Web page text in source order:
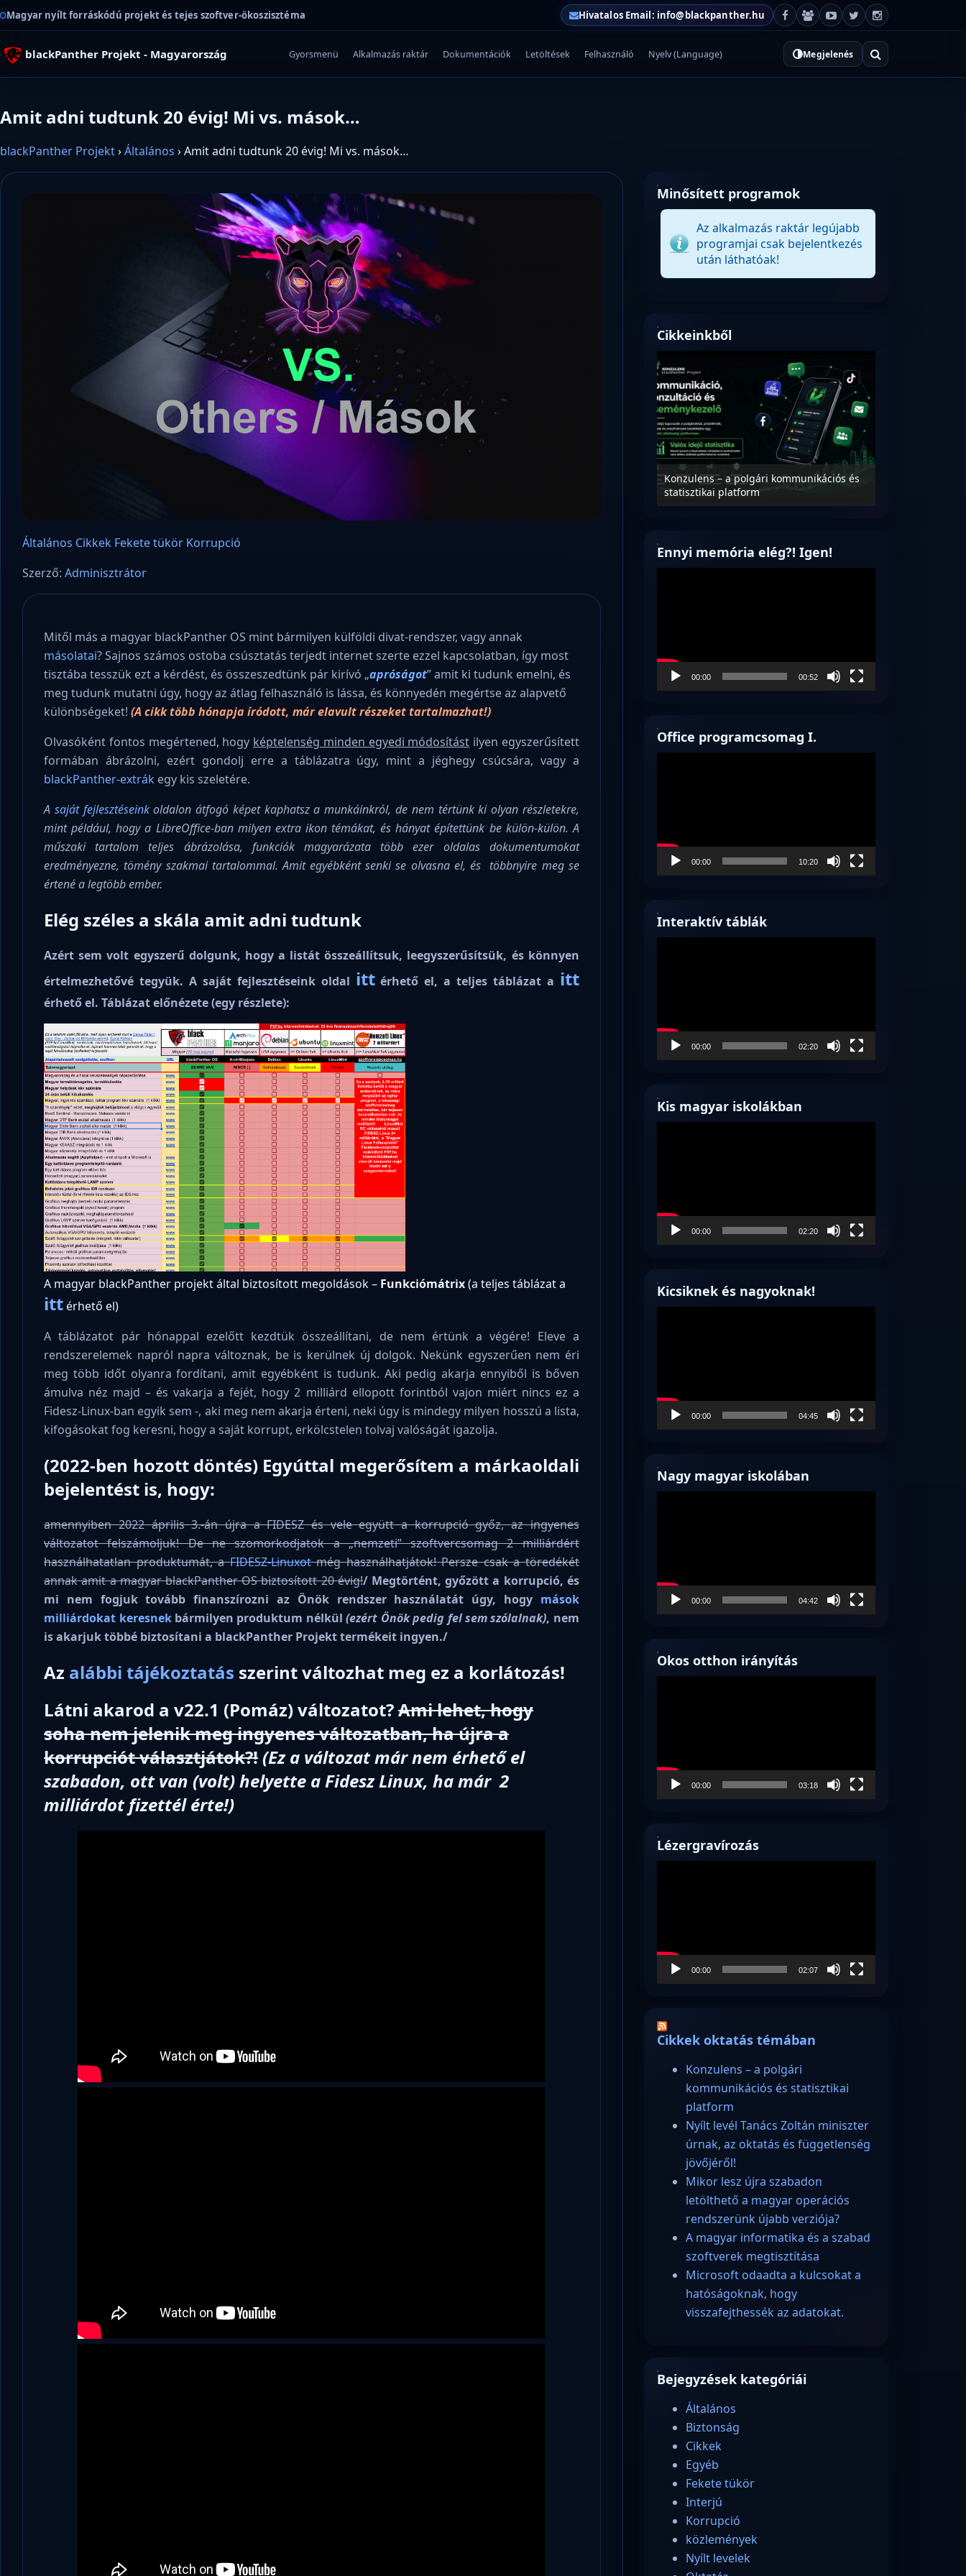
Magyar nyílt forráskódú projekt és tejes szoftver-ökoszisztéma Hivatalos Email: info@blackpanther.hu
blackPanther Projekt - Magyarország Gyorsmenü Alkalmazás raktár Dokumentációk Letöltések Felhasználó Nyelv (Language) Megjelenés
Amit adni tudtunk 20 évig! Mi vs. mások…
blackPanther Projekt›Általános ›Amit adni tudtunk 20 évig! Mi vs. mások…
Általános Cikkek Fekete tükör Korrupció
Szerző: Adminisztrátor
Mitől más a magyar blackPanther OS mint bármilyen külföldi divat-rendszer, vagy annak
másolatai? Sajnos számos ostoba csúsztatás terjedt internet szerte ezzel kapcsolatban, így most
tisztába tesszük ezt a kérdést, és összeszedtünk pár kirívó „apróságot” amit ki tudunk emelni, és
meg tudunk mutatni úgy, hogy az átlag felhasználó is lássa, és könnyedén megértse az alapvető
különbségeket!(A cikk több hónapja íródott, már elavult részeket tartalmazhat!)
Olvasóként fontos megértened, hogy képtelenség minden egyedi módosítást ilyen egyszerűsített
formában ábrázolni, ezért gondolj erre a táblázatra úgy, mint a jéghegy csúcsára, vagy a
blackPanther-extrák egy kis szeletére.
A saját fejlesztéseinkoldalon átfogó képet kaphatsz a munkáinkról, de nem tértünk ki olyan részletekre,
mint például, hogy a LibreOffice-ban milyen extra ikon témákat, és hányat építettünk be külön-külön. A
műszaki tartalom teljes ábrázolása, funkciók magyarázata több ezer oldalas dokumentumokat
eredményezne, tömény szakmai tartalommal. Amit egyébként senki se olvasna el, és többnyire meg se
értené a legtöbb ember.
Elég széles a skála amit adni tudtunk
Azért sem volt egyszerű dolgunk, hogy a listát összeállítsuk, leegyszerűsítsük, és könnyen
értelmezhetővé tegyük. A saját fejlesztéseink oldal ittérhető el, a teljes táblázat a itt
érhető el. Táblázat előnézete (egy részlete):
A magyar blackPanther projekt által biztosított megoldások – Funkciómátrix(a teljes táblázat a
ittérhető el)
A táblázatot pár hónappal ezelőtt kezdtük összeállítani, de nem értünk a végére! Eleve a
rendszerelemek napról napra változnak, be is kerülnek új dolgok. Nekünk egyszerűen nem éri
meg több időt olyanra fordítani, amit egyébként is tudunk. Aki pedig akarja ennyiből is bőven
ámulva néz majd – és vakarja a fejét, hogy 2 milliárd ellopott forintból vajon miért nincs ez a
Fidesz-Linux-ban egyik sem -, aki meg nem akarja érteni, neki úgy is mindegy milyen hosszú a lista,
kifogásokat fog keresni, hogy a saját korrupt, erkölcstelen tolvaj valóságát igazolja.
(2022-ben hozott döntés) Egyúttal megerősítem a márkaoldali
bejelentést is, hogy:
amennyiben 2022 április 3.-án újra a FIDESZ és vele együtt a korrupció győz, az ingyenes
változatot felszámoljuk! De ne szomorkodjatok a „nemzeti” szoftvercsomag 2 milliárdért
használhatatlan produktumát, aFIDESZ-Linuxotmég használhatjátok! Persze csak a töredékét
annak amit a magyar blackPanther OS biztosított 20 évig!/ Megtörtént, győzött a korrupció, és
mi nem fogjuk tovább finanszírozni az Önök rendszer használatát úgy, hogy mások
milliárdokat keresnekbármilyen produktum nélkül (ezért Önök pedig fel sem szólalnak), nem
is akarjuk többé biztosítani a blackPanther Projekt termékeit ingyen./
Az alábbi tájékoztatás szerint változhat meg ez a korlátozás!
Látni akarod a v22.1 (Pomáz) változatot?Ami lehet, hogy
soha nem jelenik meg ingyenes változatban, ha újra a
korrupciót választjátok?!(Ez a változat már nem érhető el
szabadon, ott van (volt) helyette a Fidesz Linux, ha már 2
milliárdot fizettél érte!)
Minősített programok
Az alkalmazás raktár legújabb
programjai csak bejelentkezés
után láthatóak!
Cikkeinkből
hatóságoknak, hogy visszafejthessék az
Konzulens – a polgári kommunikációs és
Nyílt levél Tanács Zoltán miniszter úrnak,
az oktatás és függetlenség jövőjéről!
Ennyi memória elég?! Igen!
00:00 00:52
Office programcsomag I.
00:00 10:20
Interaktív táblák
00:00 02:20
Kis magyar iskolákban
00:00 02:20
Kicsiknek és nagyoknak!
00:00 04:45
Nagy magyar iskolában
00:00 04:42
Okos otthon irányítás
00:00 03:18
Lézergravírozás
00:00 02:07
Cikkek oktatás témában
Konzulens – a polgári
kommunikációs és statisztikai
platform
Nyílt levél Tanács Zoltán miniszter
úrnak, az oktatás és függetlenség
jövőjéről!
Mikor lesz újra szabadon
letölthető a magyar operációs
rendszerünk újabb verziója?
A magyar informatika és a szabad
szoftverek megtisztítása
Microsoft odaadta a kulcsokat a
hatóságoknak, hogy
visszafejthessék az adatokat.
Bejegyzések kategóriái
Általános
Biztonság
Cikkek
Egyéb
Fekete tükör
Interjú
Korrupció
közlemények
Nyílt levelek